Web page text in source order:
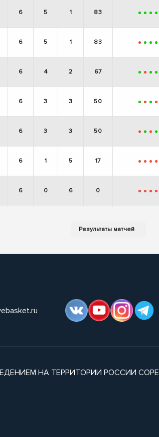
6 5 1 83 + + + +
6 5 1 83 - + + +
6 4 2 67 + - + +
6 3 3 50 + - + -
6 3 3 50 - + - +
6 1 5 17 - - - -
6 0 6 0 - - - -
НА ТЕРРИТОРИИ РОССИИ